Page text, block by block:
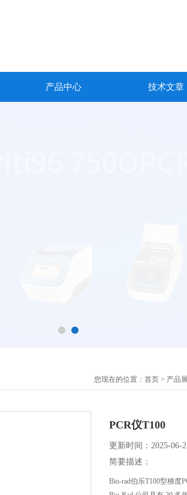
产品中心 技术文章
您现在的位置： 首页 > 产品
PCR仪T100
更新时间：2025-06-
简要描述：
Bio-rad伯乐T100型梯度